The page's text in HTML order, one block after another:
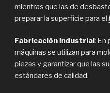
mientras que las de
preparar la superficie para el
Fabricación industrial : En
máquinas se utilizan para
piezas y garantizar que las
estándares de calidad.